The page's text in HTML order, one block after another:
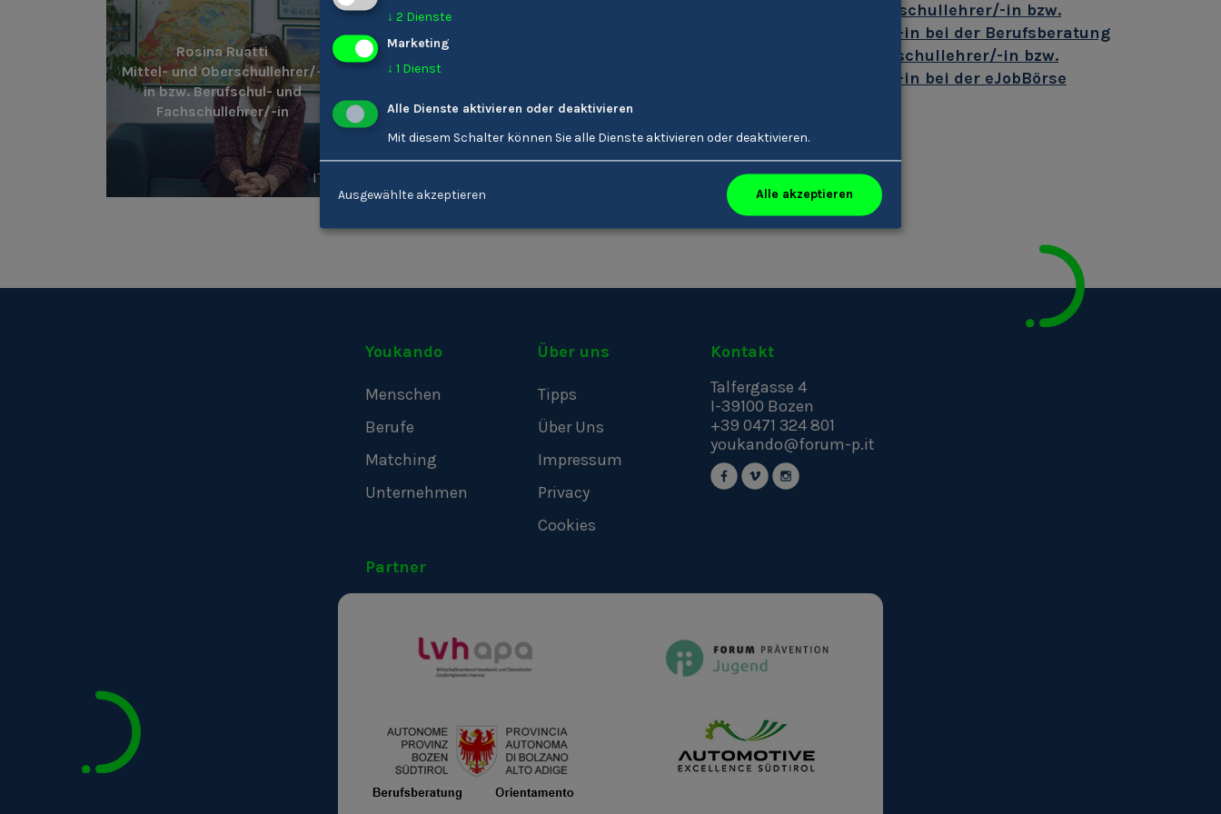
Informationen zu Mittel- und Oberschullehrer/-in bzw.
Berufschul- und Fachschullehrer/-in bei der Berufsberatung
Offene Stellen zu Mittel- und Oberschullehrer/-in bzw.
Berufschul- und Fachschullehrer/-in bei der eJobBörse
Rosina Ruatti
Mittel- und Oberschullehrer/-
in bzw. Berufschul- und
Fachschullehrer/-in
IT
Youkando
Menschen
Berufe
Matching
Unternehmen
Über uns
Tipps
Über Uns
Impressum
Privacy
Cookies
Kontakt
Talfergasse 4
I-39100 Bozen
+39 0471 324 801
youkando@forum-p.it
Partner
↓ 2 Dienste
Marketing
↓ 1 Dienst
Alle Dienste aktivieren oder deaktivieren
Mit diesem Schalter können Sie alle Dienste aktivieren oder deaktivieren.
Ausgewählte akzeptieren Alle akzeptieren